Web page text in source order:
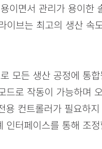
THERMAL INKJET
GRAPHIC QUALITY
이면서 관리가 용이한
이브는 최고의 생산 속
모든 생산 공정에 통
드로 작동이 가능하며
용 컨트롤러가 필요하
인터페이스를 통해 조